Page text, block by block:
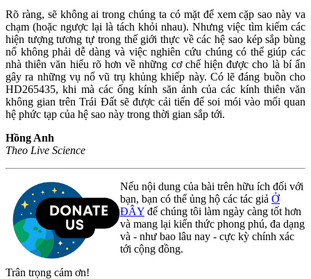
Rõ ràng, sẽ không ai trong chúng ta có mặt để xem cặp sao này va
chạm (hoặc ngược lại là tách khỏi nhau). Nhưng việc tìm kiếm các
hiện tượng tương tự trong thế giới thực về các hệ sao kép sắp bùng
nổ không phải dễ dàng và việc nghiên cứu chúng có thể giúp các
nhà thiên văn hiểu rõ hơn về những cơ chế hiện được cho là bí ẩn
gây ra những vụ nổ vũ trụ khủng khiếp này. Có lẽ đáng buồn cho
HD265435, khi mà các ống kính săn ảnh của các kính thiên văn
không gian trên Trái Đất sẽ được cải tiến để soi mói vào mối quan
hệ phức tạp của hệ sao này trong thời gian sắp tới.
Hồng Anh
Theo Live Science
Nếu nội dung của bài trên hữu ích đối với
bạn, bạn có thể ủng hộ các tác giả Ở
ĐÂY để chúng tôi làm ngày càng tốt hơn
và mang lại kiến thức phong phú, đa dạng
và - như bao lâu nay - cực kỳ chính xác
tới cộng đồng.
Trân trọng cám ơn!